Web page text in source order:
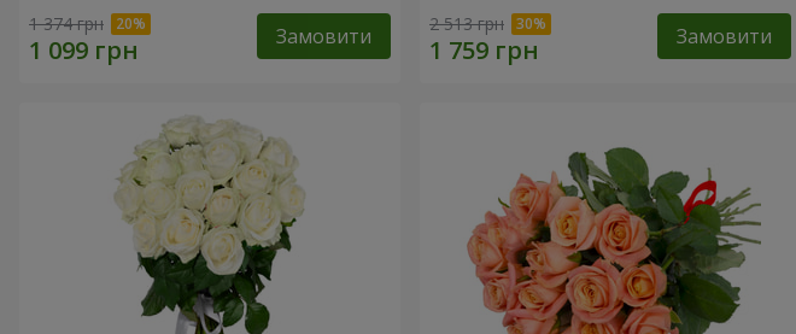
1 374 грн Замовити 2 513 грн Замовити